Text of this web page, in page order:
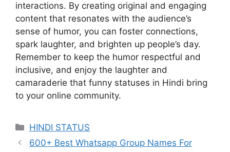
interactions. By creating original and engaging
content that resonates with the audience’s
sense of humor, you can foster connections,
spark laughter, and brighten up people’s day.
Remember to keep the humor respectful and
inclusive, and enjoy the laughter and
camaraderie that funny statuses in Hindi bring
to your online community.
Categories
HINDI STATUS
600+ Best Whatsapp Group Names For